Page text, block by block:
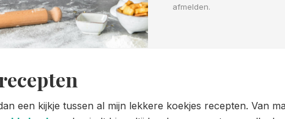
afmelden.
een kijkje tussen al mijn lekkere koekjes recepten. Van